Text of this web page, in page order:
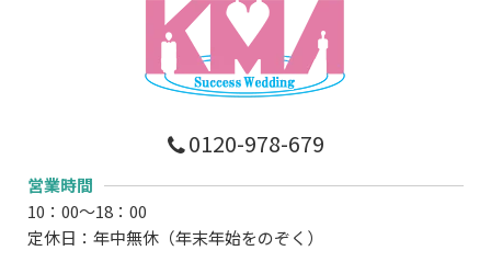
0120-978-679
営業時間
10：00～18：00
定休日：年中無休（年末年始をのぞく）